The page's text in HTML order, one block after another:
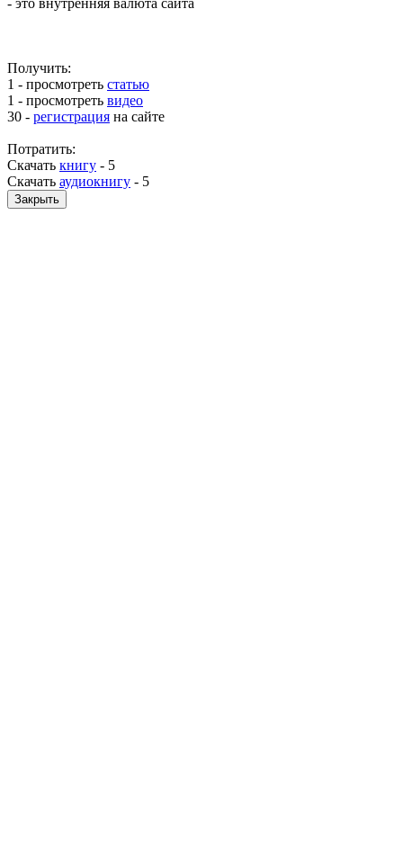
Получить:
1 - просмотреть статью
1 - просмотреть видео
30 - регистрация на сайте
Потратить:
Скачать книгу - 5
Скачать аудиокнигу - 5
Закрыть